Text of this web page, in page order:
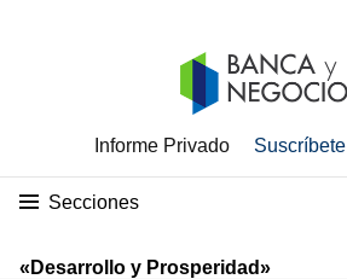
Informe Privado Suscríbete
Secciones
«Desarrollo y Prosperidad»